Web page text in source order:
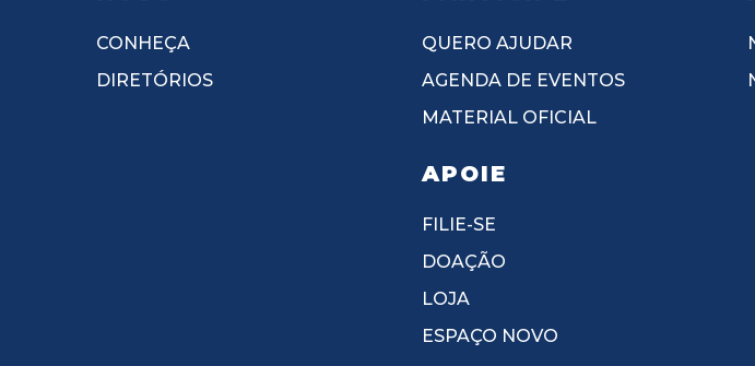
CONHEÇA
DIRETÓRIOS
QUERO AJUDAR
AGENDA DE EVENTOS
MATERIAL OFICIAL
APOIE
FILIE-SE
DOAÇÃO
LOJA
ESPAÇO NOVO